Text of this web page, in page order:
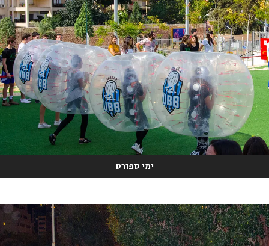
ימי ספורט